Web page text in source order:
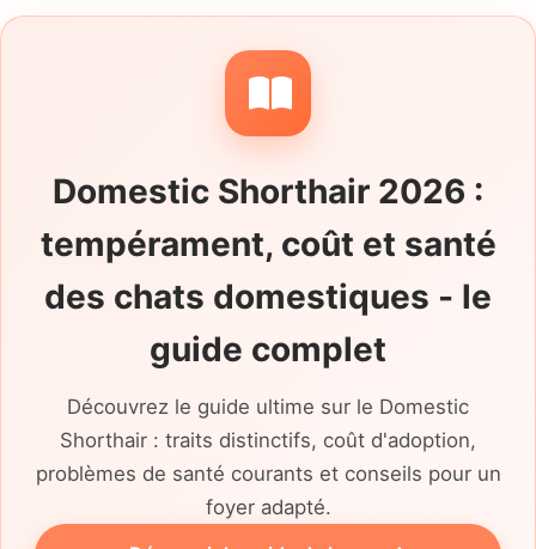
Domestic Shorthair 2026 :
tempérament, coût et santé
des chats domestiques - le
guide complet
Découvrez le guide ultime sur le Domestic
Shorthair : traits distinctifs, coût d'adoption,
problèmes de santé courants et conseils pour un
foyer adapté.